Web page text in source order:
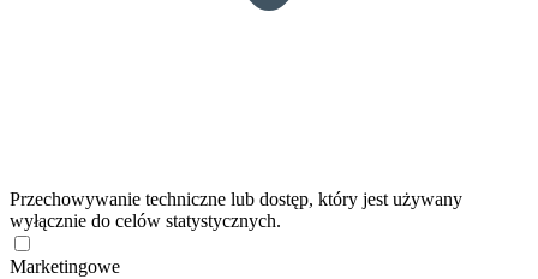
Przechowywanie techniczne lub dostęp, który jest używany
wyłącznie do celów statystycznych.
Marketingowe